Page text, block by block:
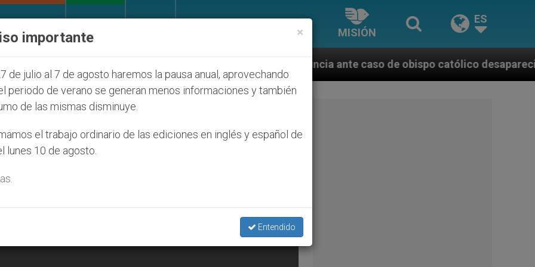
MISIÓN
ES
ONU se pronuncia ante caso de obispo católico desaparecido por la
×
importante
de julio al 7 de agosto haremos la pausa anual, aprovechando
periodo de verano se generan menos informaciones y también
de las mismas disminuye.
el trabajo ordinario de las ediciones en inglés y español de
lunes 10 de agosto.
Entendido